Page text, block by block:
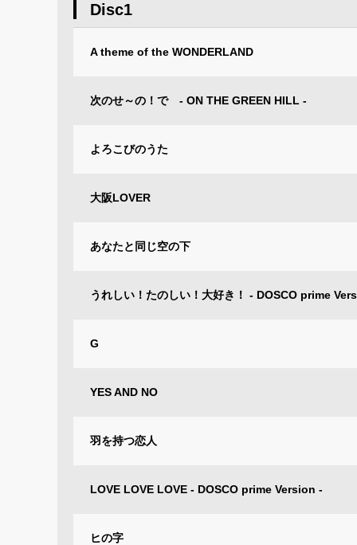
Disc1
A theme of the WONDERLAND
次のせ～の！で - ON THE GREEN HILL -
よろこびのうた
大阪LOVER
あなたと同じ空の下
うれしい！たのしい！大好き！ - DOSCO prime
G
YES AND NO
羽を持つ恋人
LOVE LOVE LOVE - DOSCO prime Version -
ヒの字